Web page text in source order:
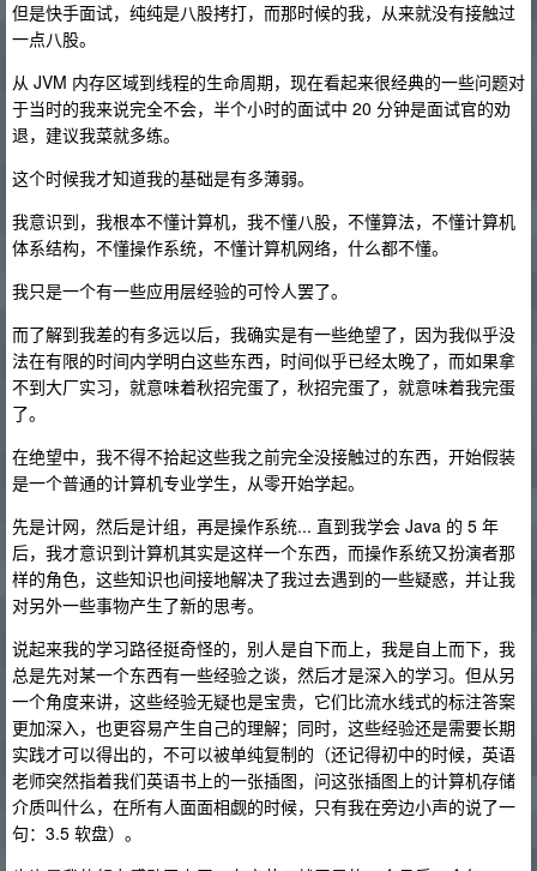
但是快手面试，纯纯是八股拷打，而那时候的我，从来就没有接触过
一点八股。
从 JVM 内存区域到线程的生命周期，现在看起来很经典的一些问题对
于当时的我来说完全不会，半个小时的面试中 20 分钟是面试官的劝
退，建议我菜就多练。
这个时候我才知道我的基础是有多薄弱。
我意识到，我根本不懂计算机，我不懂八股，不懂算法，不懂计算机
体系结构，不懂操作系统，不懂计算机网络，什么都不懂。
我只是一个有一些应用层经验的可怜人罢了。
而了解到我差的有多远以后，我确实是有一些绝望了，因为我似乎没
法在有限的时间内学明白这些东西，时间似乎已经太晚了，而如果拿
不到大厂实习，就意味着秋招完蛋了，秋招完蛋了，就意味着我完蛋
了。
在绝望中，我不得不拾起这些我之前完全没接触过的东西，开始假装
是一个普通的计算机专业学生，从零开始学起。
先是计网，然后是计组，再是操作系统... 直到我学会 Java 的 5 年
后，我才意识到计算机其实是这样一个东西，而操作系统又扮演者那
样的角色，这些知识也间接地解决了我过去遇到的一些疑惑，并让我
对另外一些事物产生了新的思考。
说起来我的学习路径挺奇怪的，别人是自下而上，我是自上而下，我
总是先对某一个东西有一些经验之谈，然后才是深入的学习。但从另
一个角度来讲，这些经验无疑也是宝贵，它们比流水线式的标注答案
更加深入，也更容易产生自己的理解；同时，这些经验还是需要长期
实践才可以得出的，不可以被单纯复制的（还记得初中的时候，英语
老师突然指着我们英语书上的一张插图，问这张插图上的计算机存储
介质叫什么，在所有人面面相觑的时候，只有我在旁边小声的说了一
句：3.5 软盘）。